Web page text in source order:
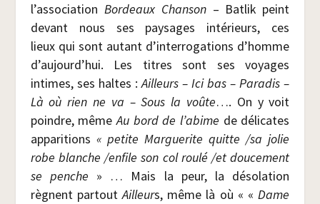
l’association Bor­deaux Chan­son– Bat­lik peint
devant nous ses pay­sages inté­rieurs, ces
lieux qui sont autant d’interrogations d’homme
d’aujourd’hui. Les titres sont ses voyages
intimes, ses haltes :Ailleurs – Ici bas – Para­dis –
Là où rien ne va – Sous la voûte…. On y voit
poindre, mêmeAu bord de l’abime de déli­cates
appa­ri­tions « petite Mar­gue­rite quitte /​sa jolie
robe blanche /​enfile son col rou­lé /​et dou­ce­ment
se penche » … Mais la peur, la déso­la­tion
règnent par­toutAilleurs, même là où « «Dame